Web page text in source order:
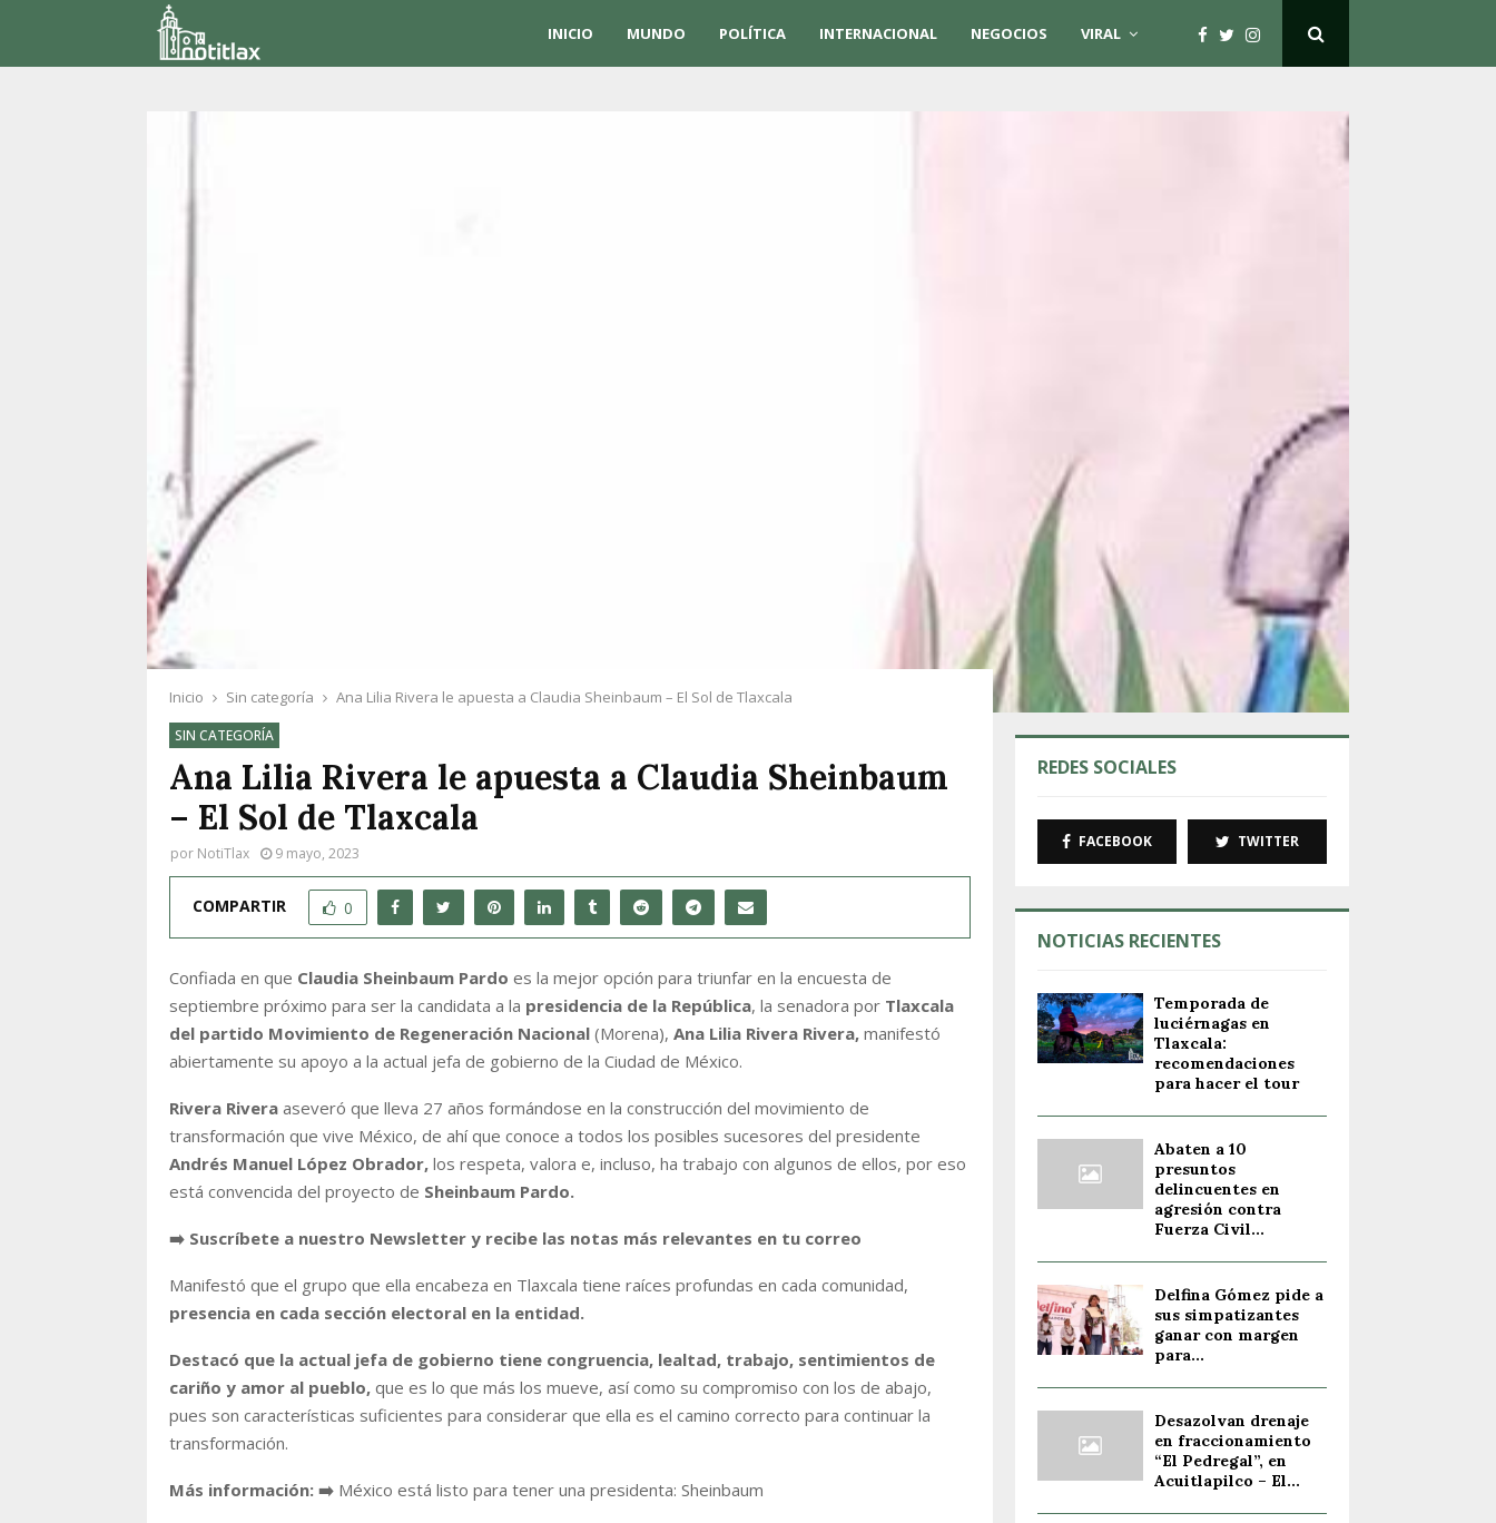
INICIO MUNDO POLÍTICA INTERNACIONAL NEGOCIOS VIRAL
Inicio Sin categoría Ana Lilia Rivera le apuesta a Claudia Sheinbaum – El Sol de Tlaxcala
SIN CATEGORÍA
Ana Lilia Rivera le apuesta a Claudia Sheinbaum
– El Sol de Tlaxcala
por NotiTlax 9 mayo, 2023
COMPARTIR 0
Confiada en que Claudia Sheinbaum Pardo es la mejor opción para triunfar en la encuesta de
septiembre próximo para ser la candidata a la presidencia de la República, la senadora por Tlaxcala
del partido Movimiento de Regeneración Nacional (Morena), Ana Lilia Rivera Rivera, manifestó
abiertamente su apoyo a la actual jefa de gobierno de la Ciudad de México.
Rivera Rivera aseveró que lleva 27 años formándose en la construcción del movimiento de
transformación que vive México, de ahí que conoce a todos los posibles sucesores del presidente
Andrés Manuel López Obrador, los respeta, valora e, incluso, ha trabajo con algunos de ellos, por eso
está convencida del proyecto de Sheinbaum Pardo.
➡️ Suscríbete a nuestro Newsletter y recibe las notas más relevantes en tu correo
Manifestó que el grupo que ella encabeza en Tlaxcala tiene raíces profundas en cada comunidad,
presencia en cada sección electoral en la entidad.
Destacó que la actual jefa de gobierno tiene congruencia, lealtad, trabajo, sentimientos de
cariño y amor al pueblo, que es lo que más los mueve, así como su compromiso con los de abajo,
pues son características suficientes para considerar que ella es el camino correcto para continuar la
transformación.
Más información: ➡️ México está listo para tener una presidenta: Sheinbaum
REDES SOCIALES
FACEBOOK TWITTER
NOTICIAS RECIENTES
Temporada de
luciérnagas en
Tlaxcala:
recomendaciones
para hacer el tour
Abaten a 10
presuntos
delincuentes en
agresión contra
Fuerza Civil...
Delfina Gómez pide a
sus simpatizantes
ganar con margen
para...
Desazolvan drenaje
en fraccionamiento
“El Pedregal”, en
Acuitlapilco – El...